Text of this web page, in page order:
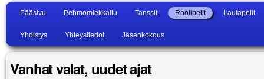
Pääsivu Pehmomiekkailu Tanssit Roolipelit Lautapelit
Yhdistys Yhteystiedot Jäsenkokous
Vanhat valat, uudet ajat